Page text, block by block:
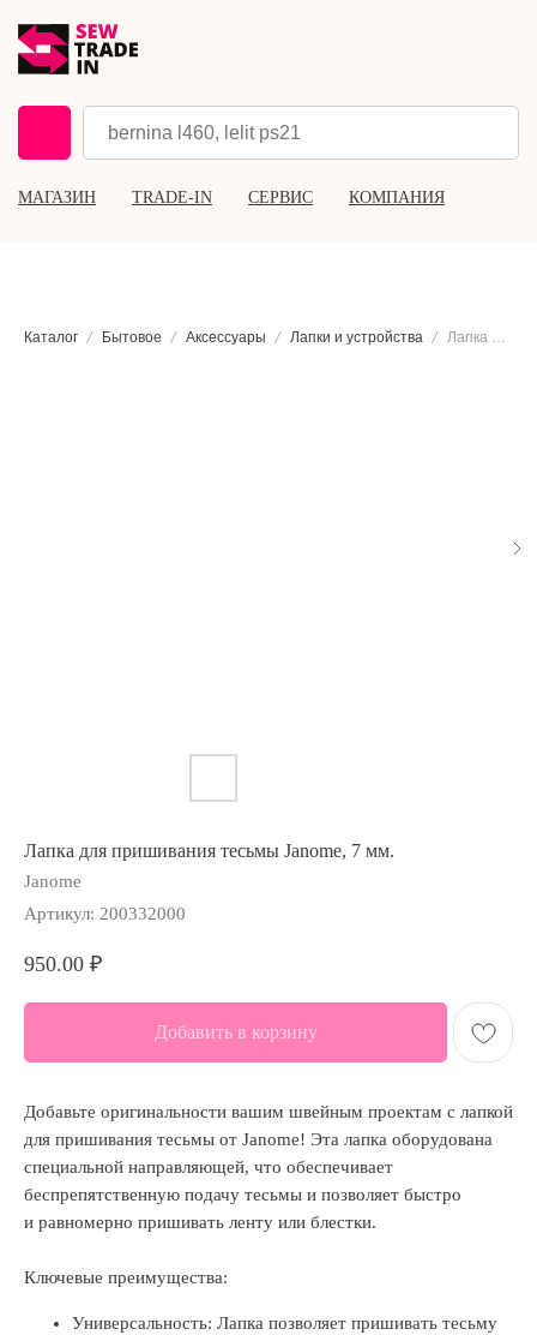
МАГАЗИН TRADE-IN СЕРВИС КОМПАНИЯ
Каталог Бытовое Аксессуары Лапки и устройства
Лапка для пришивания тесьмы Janome, 7 мм.
Janome
Артикул: 200332000
950.00 ₽
Добавить в корзину
Добавьте оригинальности вашим швейным проектам с лапкой
для пришивания тесьмы от Janome! Эта лапка оборудована
специальной направляющей, что обеспечивает
беспрепятственную подачу тесьмы и позволяет быстро
и равномерно пришивать ленту или блестки.
Ключевые преимущества:
Универсальность: Лапка позволяет пришивать тесьму